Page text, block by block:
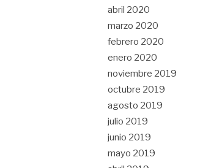
abril 2020
marzo 2020
febrero 2020
enero 2020
noviembre 2019
octubre 2019
agosto 2019
julio 2019
junio 2019
mayo 2019